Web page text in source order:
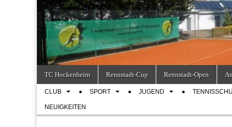
Main
menu
content
TC Hockenheim Rennstadt-Cup Rennstadt-Open
SubCLUB SPORT JUGEND
NEUIGKEITEN